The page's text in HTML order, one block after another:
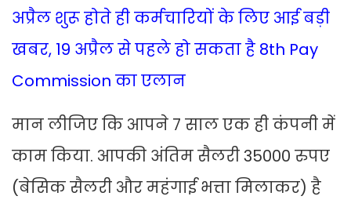
अप्रैल शुरू होते ही कर्मचारियों के लिए आई बड़ी
खबर, 19 अप्रैल से पहले हो सकता है 8th Pay
Commission का एलान
मान लीजिए कि आपने 7 साल एक ही कंपनी में
काम किया. आपकी अंतिम सैलरी 35000 रुपए
(बेसिक सैलरी और महंगाई भत्ता मिलाकर) है